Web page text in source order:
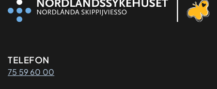
Kontaktinformasjon
TELEFON
75 59 60 00